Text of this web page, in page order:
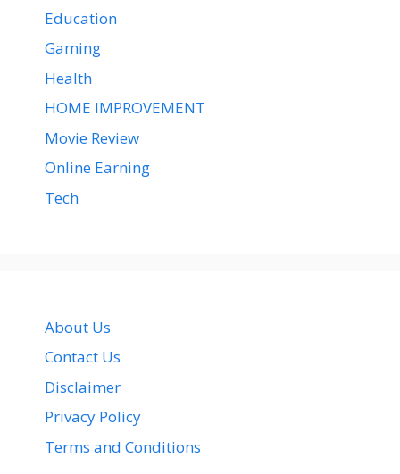
Education
Gaming
Health
HOME IMPROVEMENT
Movie Review
Online Earning
Tech
About Us
Contact Us
Disclaimer
Privacy Policy
Terms and Conditions